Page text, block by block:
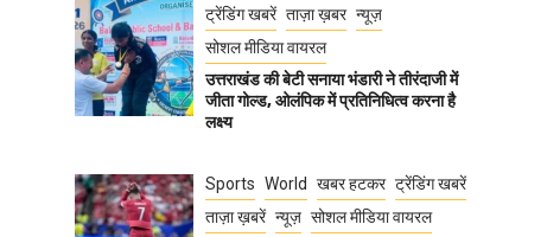
ट्रेंडिंग खबरें ताज़ा ख़बर न्यूज़
सोशल मीडिया वायरल
उत्तराखंड की बेटी सनाया भंडारी ने तीरंदाजी में
जीता गोल्ड, ओलंपिक में प्रतिनिधित्व करना है
लक्ष्य
Sports World खबर हटकर ट्रेंडिंग खबरें
ताज़ा ख़बरें न्यूज़ सोशल मीडिया वायरल